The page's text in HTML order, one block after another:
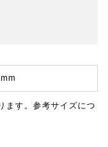
ます。参考サイズにつ